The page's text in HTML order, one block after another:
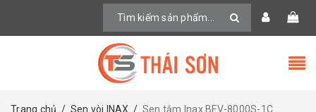
Trang chủ / Sen vòi INAX / Sen tắm Inax BFV-8000S-1C